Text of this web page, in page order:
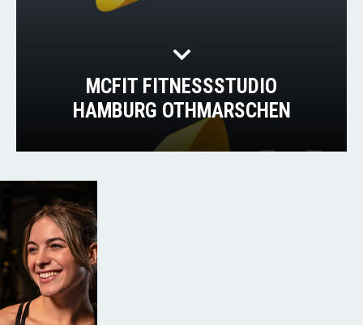
MCFIT FITNESSSTUDIO
HAMBURG OTHMARSCHEN